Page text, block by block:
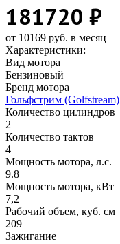
181720 ₽
от 10169 руб. в месяц
Характеристики:
Вид мотора
Бензиновый
Бренд мотора
Гольфстрим (Golfstream)
Количество цилиндров
2
Количество тактов
4
Мощность мотора, л.с.
9.8
Мощность мотора, кВт
7,2
Рабочий объем, куб. см
209
Зажигание